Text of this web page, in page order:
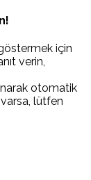
için
verin,
otomatik
lütfen